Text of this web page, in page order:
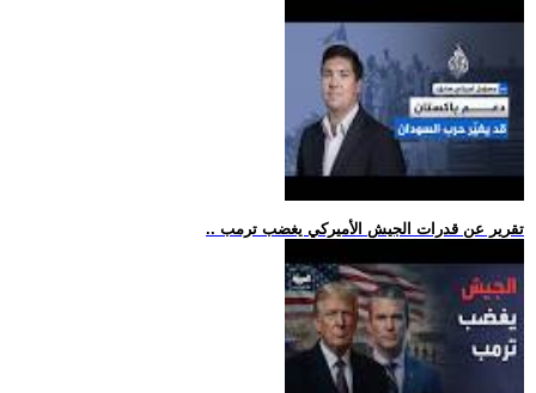
.. تقرير عن قدرات الجيش الأميركي يغضب ترمب